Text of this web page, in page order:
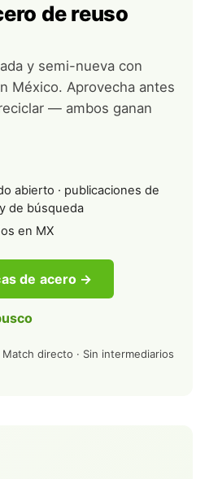
de reuso
y semi-nueva con
México. Aprovecha antes
— ambos ganan
abierto · publicaciones de
de búsqueda
en MX
de acero →
directo · Sin intermediarios